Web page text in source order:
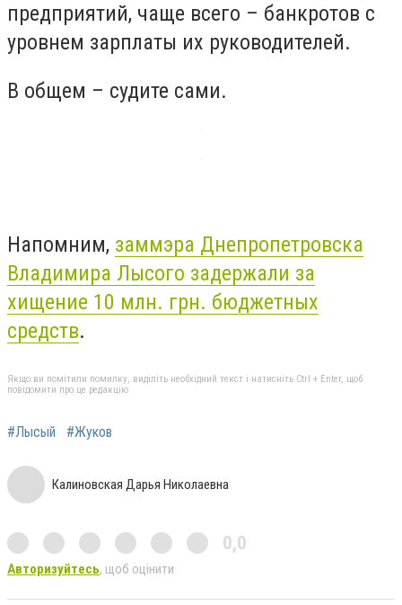
предприятий, чаще всего – банкротов с
уровнем зарплаты их руководителей.
В общем – судите сами.
Напомним, заммэра Днепропетровска
Владимира Лысого задержали за
хищение 10 млн. грн. бюджетных
средств.
Якщо ви помітили помилку, виділіть необхідний текст і натисніть Ctrl + Enter, щоб
повідомити про це редакцію
#Лысый #Жуков
Калиновская Дарья Николаевна
0,0
Авторизуйтесь, щоб оцінити